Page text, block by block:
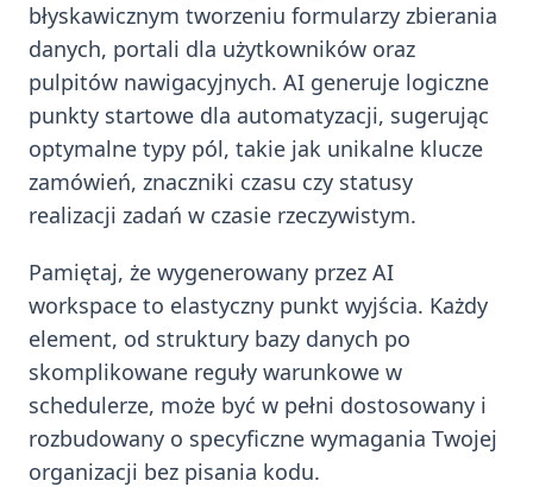
błyskawicznym tworzeniu formularzy zbierania
danych, portali dla użytkowników oraz
pulpitów nawigacyjnych. AI generuje logiczne
punkty startowe dla automatyzacji, sugerując
optymalne typy pól, takie jak unikalne klucze
zamówień, znaczniki czasu czy statusy
realizacji zadań w czasie rzeczywistym.
Pamiętaj, że wygenerowany przez AI
workspace to elastyczny punkt wyjścia. Każdy
element, od struktury bazy danych po
skomplikowane reguły warunkowe w
schedulerze, może być w pełni dostosowany i
rozbudowany o specyficzne wymagania Twojej
organizacji bez pisania kodu.